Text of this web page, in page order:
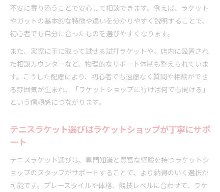
不安に寄り添うことで安心して相談できます。例えば、ラケット
やガットの基本的な特徴や違いを分かりやすく説明することで、
初心者でも自分に合ったものを選びやすくなります。
また、実際に手に取って試せる試打ラケットや、店内に設置され
た相談カウンターなど、物理的なサポート体制も整えられていま
す。こうした配慮により、初心者でも遠慮なく質問や相談ができ
る雰囲気が生まれ、「ラケットショップに行けば何でも聞ける」
という信頼感につながります。
テニスラケット選びはラケットショップが丁寧にサポ
ート
テニスラケット選びは、専門知識と豊富な経験を持つラケットシ
ョップのスタッフがサポートすることで、より納得のいく選択が
可能です。プレースタイルや体格、競技レベルに合わせて、ラケ